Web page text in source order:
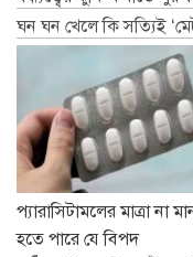
ঘন ঘন খেলে কি সত্যিই
প্যারাসিটামলের মাত্রা না
হতে পারে যে বিপদ